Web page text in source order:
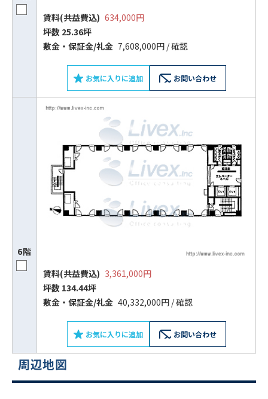
賃料(共益費込) 634,000円
坪数 25.36坪
敷⾦‧保証⾦/礼⾦ 7,608,000円 / 確認
お気に入りに追加 お問い合わせ
6階
賃料(共益費込) 3,361,000円
坪数 134.44坪
敷⾦‧保証⾦/礼⾦ 40,332,000円 / 確認
お気に入りに追加 お問い合わせ
ビルコード： 172272
をお伝えいただくと
周辺地図